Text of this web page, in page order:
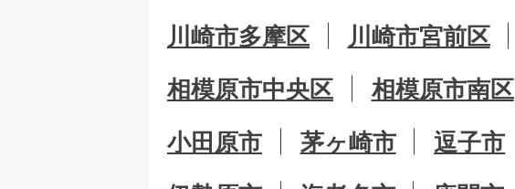
川崎市多摩区
川崎市宮前区
相模原市中央区
相模原市南区
小田原市
茅ヶ崎市 逗子市